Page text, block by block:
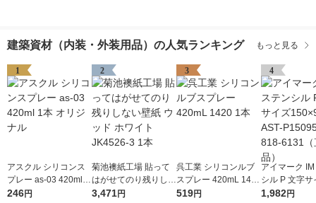
建築資材（内装・外装用品）の人気ランキング もっと見る
1
アスクル シリコンス
プレー as-03 420ml 1
本 オリジナル
246円
2
菊池襖紙工場 貼って
はがせてのり残りしな
い壁紙 ウッド ホワイ
3,471円
3
呉工業 シリコンルブ
スプレー 420mL 1420
1本
519円
4
アイマーク
シル P 文字
×95mm AST-
1,982円